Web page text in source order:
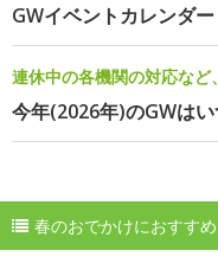
GWイベントカレンダー
連休中の各機関の対応など
今年(2026年)のGWは
春のおでかけにおすすめ